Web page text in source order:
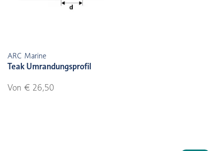
ARC Marine
Teak Umrandungsprofil
Von € 26,50